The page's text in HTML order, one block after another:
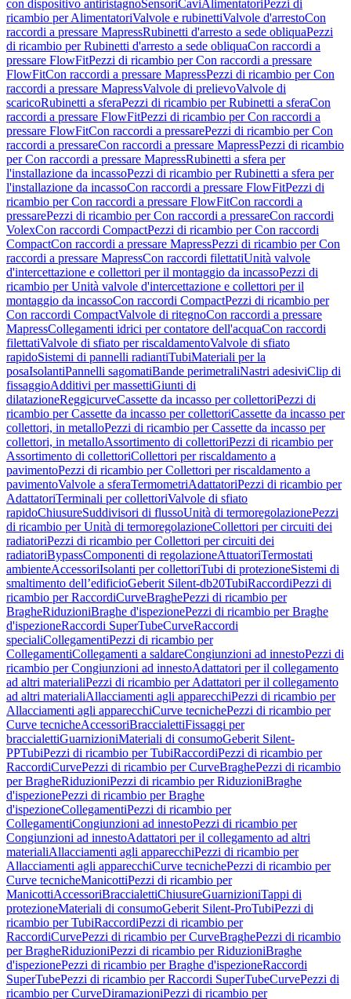
con dispositivo antiristagnoSensoriCaviAlimentatori Pezzi di
ricambio per AlimentatoriValvole e rubinettiValvole d'arrestoCon
raccordi a pressare MapressRubinetti d'arresto a sede obliquaPezzi
di ricambio per Rubinetti d'arresto a sede obliquaCon raccordi a
pressare FlowFitPezzi di ricambio per Con raccordi a pressare
FlowFitCon raccordi a pressare MapressPezzi di ricambio per Con
raccordi a pressare MapressValvole di prelievoValvole di
scaricoRubinetti a sferaPezzi di ricambio per Rubinetti a sferaCon
raccordi a pressare FlowFitPezzi di ricambio per Con raccordi a
pressare FlowFitCon raccordi a pressarePezzi di ricambio per Con
raccordi a pressareCon raccordi a pressare MapressPezzi di ricambio
per Con raccordi a pressare MapressRubinetti a sfera per
l'installazione da incassoPezzi di ricambio per Rubinetti a sfera per
l'installazione da incassoCon raccordi a pressare FlowFitPezzi di
ricambio per Con raccordi a pressare FlowFitCon raccordi a
pressarePezzi di ricambio per Con raccordi a pressareCon raccordi
VolexCon raccordi CompactPezzi di ricambio per Con raccordi
CompactCon raccordi a pressare MapressPezzi di ricambio per Con
raccordi a pressare MapressCon raccordi filettatiUnità valvole
d'intercettazione e collettori per il montaggio da incassoPezzi di
ricambio per Unità valvole d'intercettazione e collettori per il
montaggio da incassoCon raccordi CompactPezzi di ricambio per
Con raccordi CompactValvole di ritegnoCon raccordi a pressare
MapressCollegamenti idrici per contatore dell'acquaCon raccordi
filettatiValvole di sfiato per riscaldamentoValvole di sfiato
rapidoSistemi di pannelli radiantiTubiMateriali per la
posaIsolantiPannelli sagomatiBande perimetraliNastri adesiviClip di
fissaggioAdditivi per massettiGiunti di
dilatazioneReggicurveCassette da incasso per collettoriPezzi di
ricambio per Cassette da incasso per collettoriCassette da incasso per
collettori, in metalloPezzi di ricambio per Cassette da incasso per
collettori, in metalloAssortimento di collettoriPezzi di ricambio per
Assortimento di collettoriCollettori per riscaldamento a
pavimentoPezzi di ricambio per Collettori per riscaldamento a
pavimentoValvole a sferaTermometriAdattatoriPezzi di ricambio per
AdattatoriTerminali per collettoriValvole di sfiato
rapidoChiusureSuddivisori di flussoUnità di termoregolazionePezzi
di ricambio per Unità di termoregolazioneCollettori per circuiti dei
radiatoriPezzi di ricambio per Collettori per circuiti dei
radiatoriBypassComponenti di regolazioneAttuatoriTermostati
ambienteAccessoriIsolanti per collettoriTubi di protezioneSistemi di
smaltimento dell’edificioGeberit Silent-db20TubiRaccordiPezzi di
ricambio per RaccordiCurveBraghePezzi di ricambio per
BragheRiduzioniBraghe d'ispezionePezzi di ricambio per Braghe
d'ispezioneRaccordi SuperTubeCurveRaccordi
specialiCollegamentiPezzi di ricambio per
CollegamentiCollegamenti a saldareCongiunzioni ad innestoPezzi di
ricambio per Congiunzioni ad innestoAdattatori per il collegamento
ad altri materialiPezzi di ricambio per Adattatori per il collegamento
ad altri materialiAllacciamenti agli apparecchiPezzi di ricambio per
Allacciamenti agli apparecchiCurve tecnichePezzi di ricambio per
Curve tecnicheAccessoriBraccialettiFissaggi per
braccialettiGuarnizioniMateriali di consumoGeberit Silent-
PPTubiPezzi di ricambio per TubiRaccordiPezzi di ricambio per
RaccordiCurvePezzi di ricambio per CurveBraghePezzi di ricambio
per BragheRiduzioniPezzi di ricambio per RiduzioniBraghe
d'ispezionePezzi di ricambio per Braghe
d'ispezioneCollegamentiPezzi di ricambio per
CollegamentiCongiunzioni ad innestoPezzi di ricambio per
Congiunzioni ad innestoAdattatori per il collegamento ad altri
materialiAllacciamenti agli apparecchiPezzi di ricambio per
Allacciamenti agli apparecchiCurve tecnichePezzi di ricambio per
Curve tecnicheManicottiPezzi di ricambio per
ManicottiAccessoriBraccialettiChiusureGuarnizioniTappi di
protezioneMateriali di consumoGeberit Silent-ProTubiPezzi di
ricambio per TubiRaccordiPezzi di ricambio per
RaccordiCurvePezzi di ricambio per CurveBraghePezzi di ricambio
per BragheRiduzioniPezzi di ricambio per RiduzioniBraghe
d'ispezionePezzi di ricambio per Braghe d'ispezioneRaccordi
SuperTubePezzi di ricambio per Raccordi SuperTubeCurvePezzi di
ricambio per CurveDiramazioniPezzi di ricambio per